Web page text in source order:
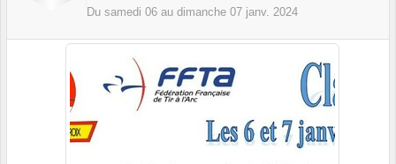
Du samedi 06 au dimanche 07 janv. 2024